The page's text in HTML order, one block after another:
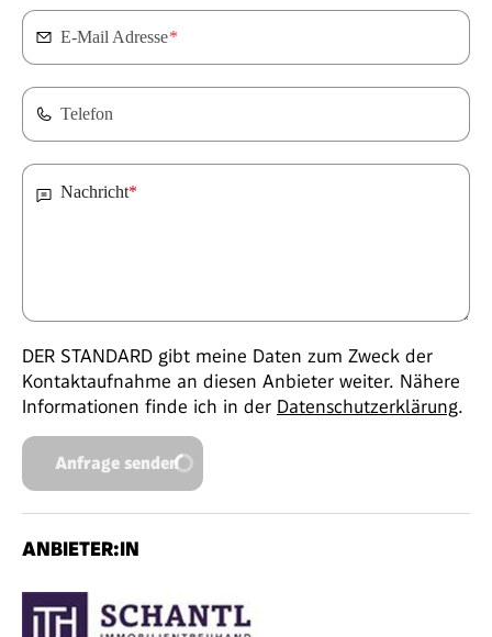
E-Mail Adresse*
Telefon
Nachricht*
DER STANDARD gibt meine Daten zum Zweck der
Kontaktaufnahme an diesen Anbieter weiter. Nähere
Informationen finde ich in der Datenschutzerklärung.
Anfrage senden
ANBIETER:IN